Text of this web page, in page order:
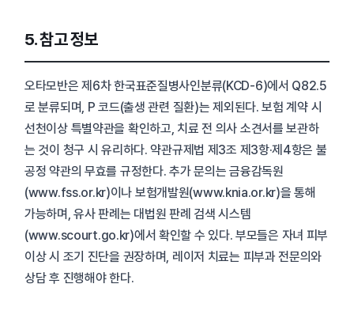
5. 참고 정보
오타모반은 제6차 한국표준질병사인분류(KCD-6)에서 Q82.5
로 분류되며, P 코드(출생 관련 질환)는 제외된다. 보험 계약 시
선천이상 특별약관을 확인하고, 치료 전 의사 소견서를 보관하
는 것이 청구 시 유리하다. 약관규제법 제3조 제3항·제4항은 불
공정 약관의 무효를 규정한다. 추가 문의는 금융감독원
(www.fss.or.kr)이나 보험개발원(www.knia.or.kr)을 통해
가능하며, 유사 판례는 대법원 판례 검색 시스템
(www.scourt.go.kr)에서 확인할 수 있다. 부모들은 자녀 피부
이상 시 조기 진단을 권장하며, 레이저 치료는 피부과 전문의와
상담 후 진행해야 한다.